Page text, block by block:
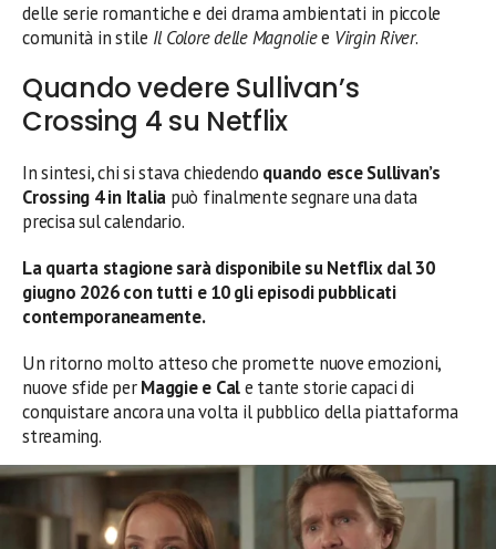
delle serie romantiche e dei drama ambientati in piccole
comunità in stile Il Colore delle Magnoliee Virgin River.
Quando vedere Sullivan’s
Crossing 4 su Netflix
In sintesi, chi si stava chiedendo quando esce Sullivan’s
Crossing 4 in Italia può finalmente segnare una data
precisa sul calendario.
La quarta stagione sarà disponibile su Netflix dal 30
giugno 2026 con tutti e 10 gli episodi pubblicati
contemporaneamente.
Un ritorno molto atteso che promette nuove emozioni,
nuove sfide perMaggie e Cale tante storie capaci di
conquistare ancora una volta il pubblico della piattaforma
streaming.